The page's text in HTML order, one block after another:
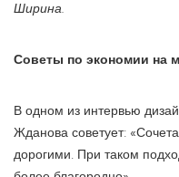
Ширина.
Советы по экономии на
В одном из интервью
Жданова советует:
дорогими. При таком